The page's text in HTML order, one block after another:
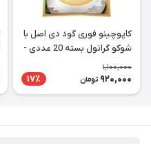
کاپوچینو فوری گود دی اصل با
شوکو گرانول بسته 20 عددی -
Good Day Cappuccino
1,100,000
920,000 تومان 17٪